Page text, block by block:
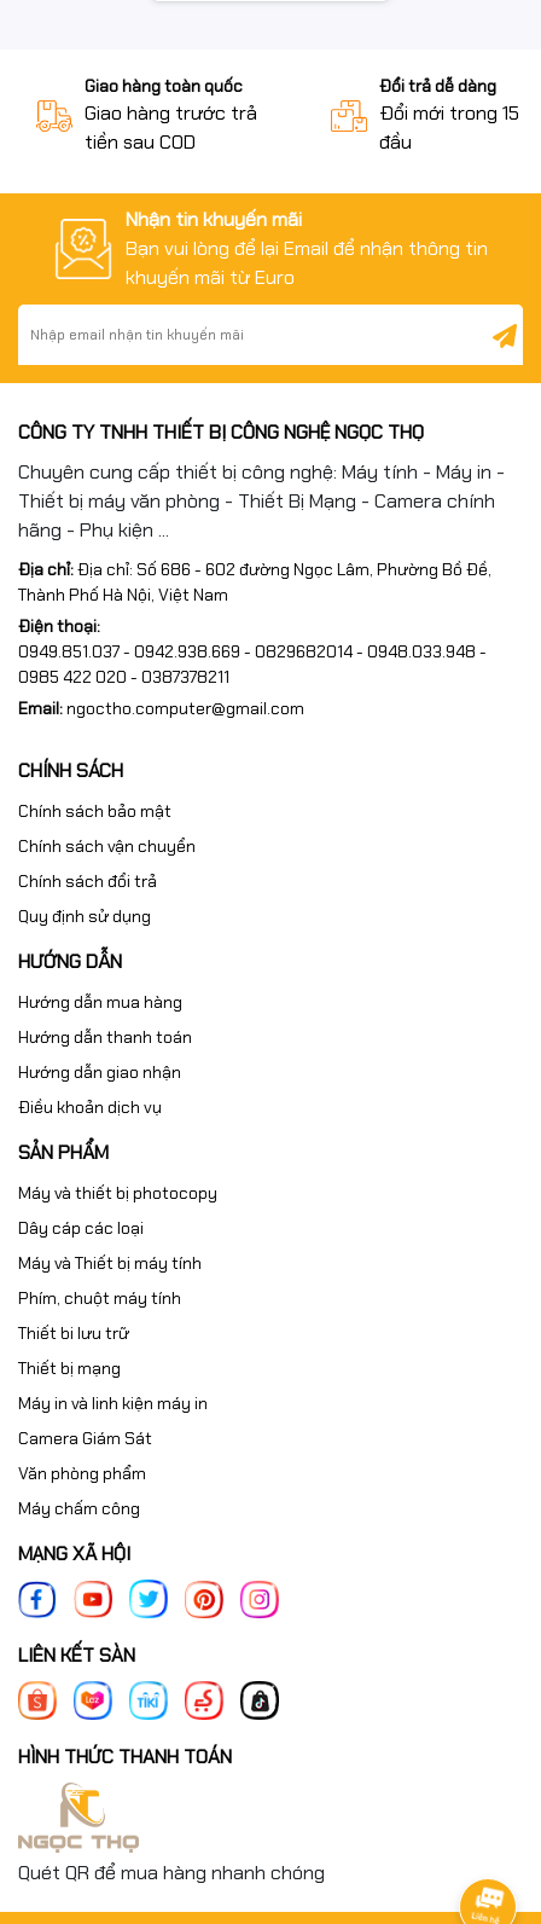
Giao hàng toàn quốc
Giao hàng trước trả
tiền sau COD
Đổi trả dễ dàng
Đổi mới trong 15
đầu
Nhận tin khuyến mãi
Bạn vui lòng để lại Email để nhận thông tin
khuyến mãi từ Euro
CÔNG TY TNHH THIẾT BỊ CÔNG NGHỆ NGỌC THỌ
Chuyên cung cấp thiết bị công nghệ: Máy tính - Máy in -
Thiết bị máy văn phòng - Thiết Bị Mạng - Camera chính
hãng - Phụ kiện ...
Địa chỉ:Địa chỉ: Số 686 - 602 đường Ngọc Lâm, Phường Bồ Đề,
Thành Phố Hà Nội, Việt Nam
Điện thoại:
0949.851.037 - 0942.938.669 - 0829682014 - 0948.033.948 -
0985 422 020 - 0387378211
Email:ngoctho.computer@gmail.com
CHÍNH SÁCH
Chính sách bảo mật
Chính sách vận chuyển
Chính sách đổi trả
Quy định sử dụng
HƯỚNG DẪN
Hướng dẫn mua hàng
Hướng dẫn thanh toán
Hướng dẫn giao nhận
Điều khoản dịch vụ
SẢN PHẨM
Máy và thiết bị photocopy
Dây cáp các loại
Máy và Thiết bị máy tính
Phím, chuột máy tính
Thiết bi lưu trữ
Thiết bị mạng
Máy in và linh kiện máy in
Camera Giám Sát
Văn phòng phẩm
Máy chấm công
MẠNG XÃ HỘI
LIÊN KẾT SÀN
HÌNH THỨC THANH TOÁN
Quét QR để mua hàng nhanh chóng